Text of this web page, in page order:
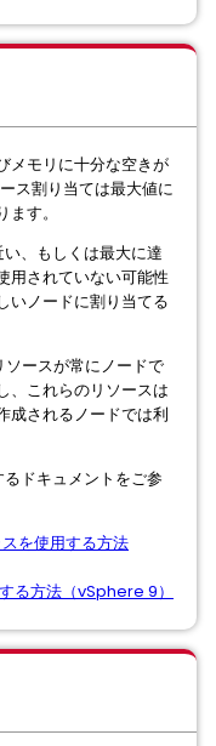
メモリに十分な空きが
ス割り当ては最大値に
す。
、もしくは最大に達
用されていない可能性
いノードに割り当てる
ースが常にノードで
、これらのリソースは
成されるノードでは利
ドキュメントをご参
を使用する方法
る方法（vSphere 9）